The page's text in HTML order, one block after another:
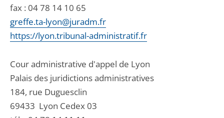
fax : 04 78 14 10 65
greffe.ta-lyon@juradm.fr
https://lyon.tribunal-administratif.fr
Cour administrative d'appel de Lyon
Palais des juridictions administratives
184, rue Duguesclin
69433 Lyon Cedex 03